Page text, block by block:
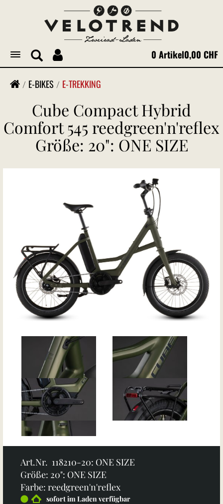
Toggle
navigation
0 Artikel0,00 CHF
E-BIKES E-TREKKING
Cube Compact Hybrid
Comfort 545 reedgreen'n'reflex
Größe: 20": ONE SIZE
Art.Nr. 118210-20: ONE SIZE
Größe: 20": ONE SIZE
Farbe: reedgreen'n'reflex
sofort im Laden verfügbar